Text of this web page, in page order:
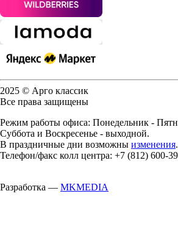
2025 © Арго классик
Все права защищены
Режим работы офиса: Понедельник -
Суббота и Воскресенье - выходной.
В праздничные дни возможны изменения.
Телефон/факс колл центра: +7 (812) 600-
Разработка — MKMEDIA